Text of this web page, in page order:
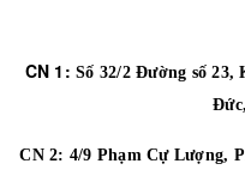
CN 1: Số 32/2 Đường số
CN 2: 4/9 Phạm Cự Lượng,